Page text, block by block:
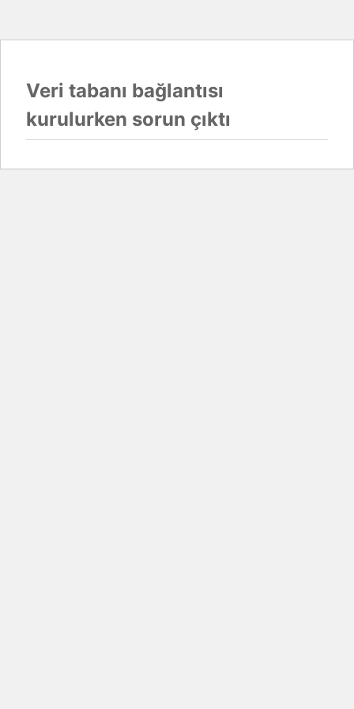
Veri tabanı bağlantısı
kurulurken sorun çıktı